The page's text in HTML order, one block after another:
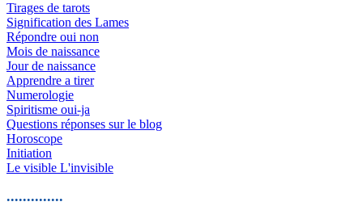
Tirages de tarots
Signification des Lames
Répondre oui non
Mois de naissance
Jour de naissance
Apprendre a tirer
Numerologie
Spiritisme oui-ja
Questions réponses sur le blog
Horoscope
Initiation
Le visible L'invisible
..............